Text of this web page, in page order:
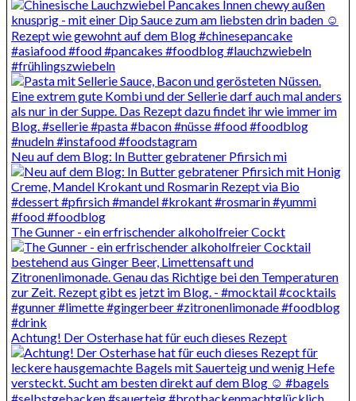
Neu auf dem Blog: In Butter gebratener Pfirsich mi
The Gunner - ein erfrischender alkoholfreier Cockt
Achtung! Der Osterhase hat für euch dieses Rezept